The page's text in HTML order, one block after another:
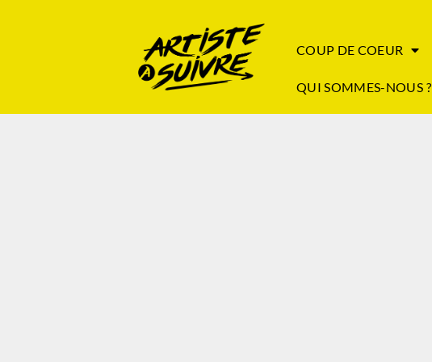
COUP DE COEUR
QUI SOMMES-NOUS ?